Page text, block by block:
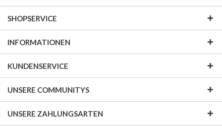
SHOPSERVICE
INFORMATIONEN
KUNDENSERVICE
UNSERE COMMUNITYS
UNSERE ZAHLUNGSARTEN